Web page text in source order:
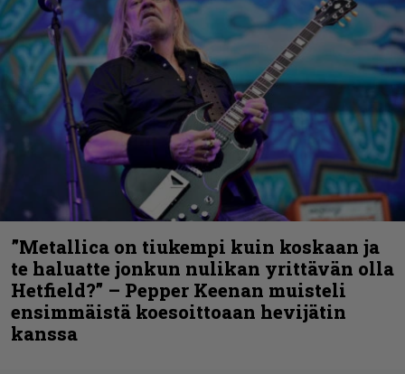
”Metallica on tiukempi kuin koskaan ja
te haluatte jonkun nulikan yrittävän olla
Hetfield?” – Pepper Keenan muisteli
ensimmäistä koesoittoaan hevijätin
kanssa